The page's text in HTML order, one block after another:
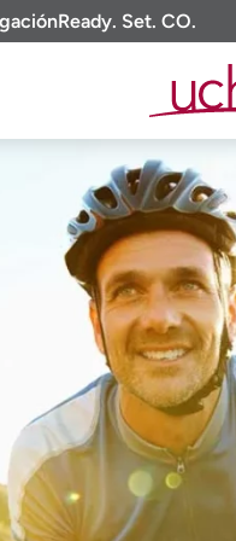
Ready. Set. CO.